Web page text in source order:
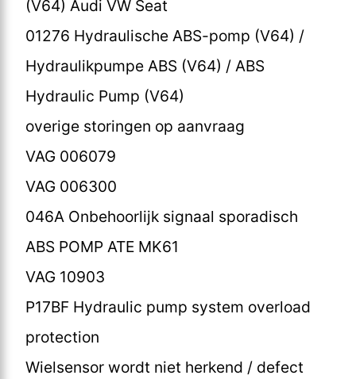
(V64) Audi VW Seat
01276 Hydraulische ABS-pomp (V64) /
Hydraulikpumpe ABS (V64) / ABS
Hydraulic Pump (V64)
overige storingen op aanvraag
VAG 006079
VAG 006300
046A Onbehoorlijk signaal sporadisch
ABS POMP ATE MK61
VAG 10903
P17BF Hydraulic pump system overload
protection
Wielsensor wordt niet herkend / defect